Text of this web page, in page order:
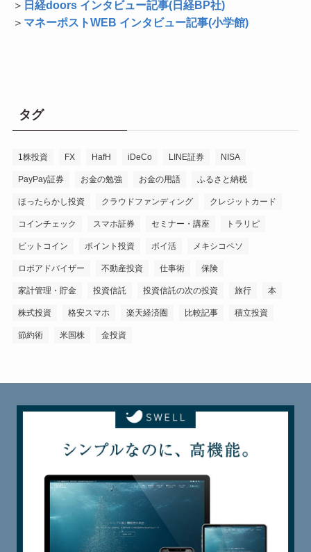
＞ 日経doors インタビュー記事(日経BP社)
＞ マネーポストWEB インタビュー記事(小学館)
タグ
1株投資 FX HafH iDeCo LINE証券 NISA
PayPay証券 お金の勉強 お金の用語 ふるさと納税
ほったらかし投資 クラウドファンディング クレジットカード
コインチェック スマホ証券 セミナー・講座 トラリピ
ビットコイン ポイント投資 ポイ活 メキシコペソ
ロボアドバイザー 不動産投資 仕事術 保険
家計管理・貯金 投資信託 投資信託の次の投資 旅行 本
株式投資 格安スマホ 楽天経済圏 比較記事 積立投資
節約術 米国株 金投資